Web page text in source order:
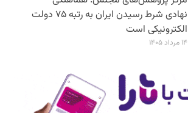
نهادی شرط رسیدن ایران به رتبه ۷۵ دولت
الکترونیکی است
۱۴ مرداد ۱۴۰۵